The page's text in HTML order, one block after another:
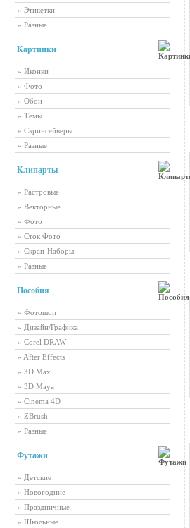
» Этикетки
» Разные
Картинки
» Иконки
» Фото
» Обои
» Темы
» Скринсейверы
» Разные
Клипарты
» Растровые
» Векторные
» Фото
» Сток Фото
» Скрап-Наборы
» Разные
Пособия
» Фотошоп
» Дизайн/Графика
» Corel DRAW
» After Effects
» 3D Max
» 3D Maya
» Cinema 4D
» ZBrush
» Разные
Футажи
» Детские
» Новогодние
» Праздничные
» Школьные